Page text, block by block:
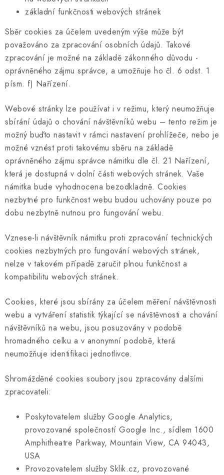
základní funkčnosti webových stránek
Sběr cookies za účelem uvedeným výše může být
považováno za zpracování osobních údajů. Takové
zpracování je možné na základě zákonného důvodu -
oprávněného zájmu správce, a umožňuje ho čl. 6 odst. 1
písm. f) Nařízení.
Webové stránky lze používat i v režimu, který neumožňuje
sbírání údajů o chování návštěvníků webu – tento režim je
možný buďto nastavit v rámci nastavení prohlížeče, nebo je
možné vznést proti takovému sběru na základě
oprávněného zájmu správce námitku dle čl. 21 Nařízení,
která je dostupná v dolní části webových stránek. Vaše
námitka bude vyhodnocena bezodkladně. Cookies
nezbytné pro funkčnost webu budou uchovány pouze po
dobu nezbytně nutnou pro fungování webu.
Vznese-li návštěvník námitku proti zpracování technických
cookies nezbytných pro fungování webových stránek,
nelze v takovém případě zaručit plnou funkčnost a
kompatibilitu webových stránek.
Cookies, které jsou sbírány za účelem měření návštěvnosti
webu a vytváření statistik týkající se návštěvnosti a chování
návštěvníků na webu, jsou posuzovány v podobě
hromadného celku a v anonymní podobě, která
neumožňuje identifikaci jednotlivce.
Shromážděné cookies soubory jsou zpracovány dalšími
zpracovateli:
Poskytovatelem služby Google Analytics,
provozované společností Google Inc., sídlem 1600
Amphitheatre Parkway, Mountain View, CA 94043,
USA
Provozovatelem služby Sklik.cz, provozované